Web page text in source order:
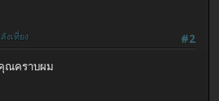
#2
งเที่ยง
ณคราบผม